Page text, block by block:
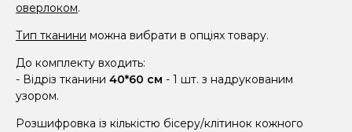
оверлоком.
Тип тканини можна вибрати в опціях товару.
До комплекту входить:
- Відріз тканини 40*60 см - 1 шт. з надрукованим
узором.
Розшифровка із кількістю бісеру/клітинок кожного